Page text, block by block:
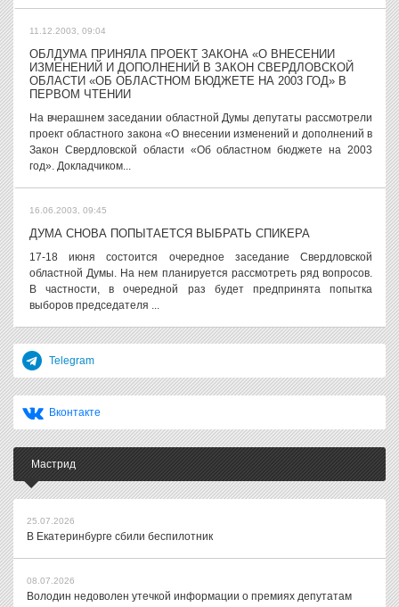
11.12.2003, 09:04
ОБЛДУМА ПРИНЯЛА ПРОЕКТ ЗАКОНА «О ВНЕСЕНИИ
ИЗМЕНЕНИЙ И ДОПОЛНЕНИЙ В ЗАКОН СВЕРДЛОВСКОЙ
ОБЛАСТИ «ОБ ОБЛАСТНОМ БЮДЖЕТЕ НА 2003 ГОД» В
ПЕРВОМ ЧТЕНИИ
На вчерашнем заседании областной Думы депутаты рассмотрели
проект областного закона «О внесении изменений и дополнений в
Закон Свердловской области «Об областном бюджете на 2003
год». Докладчиком...
16.06.2003, 09:45
ДУМА СНОВА ПОПЫТАЕТСЯ ВЫБРАТЬ СПИКЕРА
17-18 июня состоится очередное заседание Свердловской
областной Думы. На нем планируется рассмотреть ряд вопросов.
В частности, в очередной раз будет предпринята попытка
выборов председателя ...
Telegram
Вконтакте
Мастрид
25.07.2026
В Екатеринбурге сбили беспилотник
08.07.2026
Володин недоволен утечкой информации о премиях депутатам